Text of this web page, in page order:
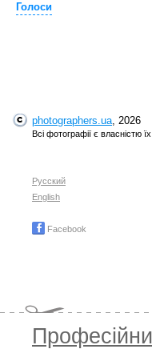
Голоси
photographers.ua, 2026
Всі фотографії є власністю їх
Русский
English
Facebook